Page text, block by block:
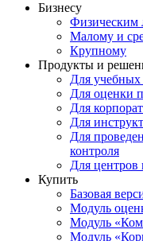
Бизнесу
Физическим
Малому и
Крупному
Продукты и
Для учебных
Для оценки
Для
Для
Для
контроля
Для центров
Купить
Базовая
Модуль
Модуль
Модуль